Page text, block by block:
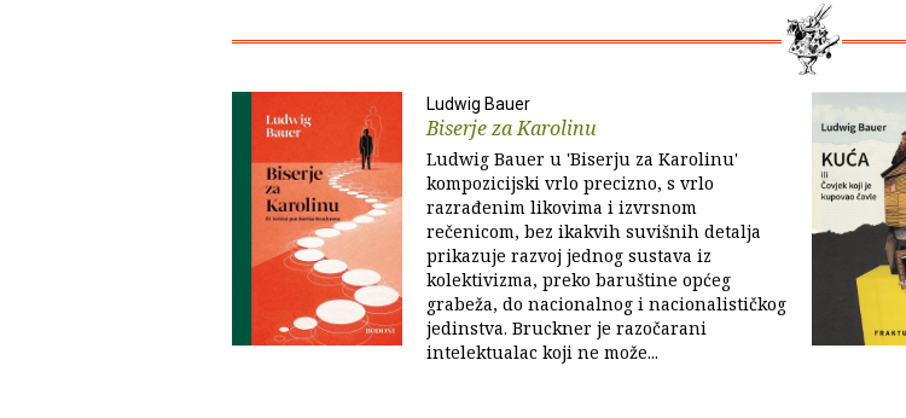
Ludwig Bauer
Biserje za Karolinu
Ludwig Bauer u 'Biserju za Karolinu'
kompozicijski vrlo precizno, s vrlo
razrađenim likovima i izvrsnom
rečenicom, bez ikakvih suvišnih detalja
prikazuje razvoj jednog sustava iz
kolektivizma, preko baruštine općeg
grabeža, do nacionalnog i nacionalističkog
jedinstva. Bruckner je razočarani
intelektualac koji ne može...